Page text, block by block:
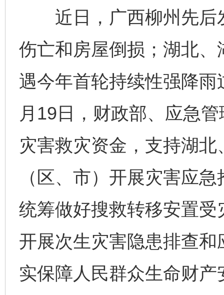
近日，广西柳州先后
伤亡和房屋倒损；湖北
遇今年首轮持续性强降
月19日，财政部、应急
灾害救灾资金，支持湖
（区、市）开展灾害应
统筹做好搜救转移安置
开展次生灾害隐患排查
实保障人民群众生命财产